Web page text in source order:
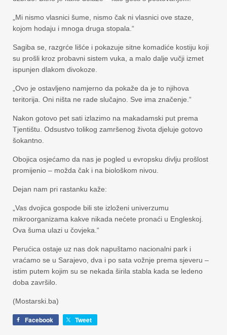
„Mi nismo vlasnici šume, nismo čak ni vlasnici ove staze,
kojom hodaju i mnoga druga stopala.“
Sagiba se, razgrće lišće i pokazuje sitne komadiće kostiju koji
su prošli kroz probavni sistem vuka, a malo dalje vučji izmet
ispunjen dlakom divokoze.
„Ovo je ostavljeno namjerno da pokaže da je to njihova
teritorija. Oni ništa ne rade slučajno. Sve ima značenje.“
Nakon gotovo pet sati izlazimo na makadamski put prema
Tjentištu. Odsustvo tolikog zamršenog života djeluje gotovo
šokantno.
Obojica osjećamo da nas je pogled u evropsku divlju prošlost
promijenio – možda čak i na biološkom nivou.
Dejan nam pri rastanku kaže:
„Vas dvojica gospode bili ste izloženi univerzumu
mikroorganizama kakve nikada nećete pronaći u Engleskoj.
Ova šuma ulazi u čovjeka.“
Perućica ostaje uz nas dok napuštamo nacionalni park i
vraćamo se u Sarajevo, dva i po sata vožnje prema sjeveru –
istim putem kojim su se nekada širila stabla kada se ledeno
doba završilo.
(Mostarski.ba)
Facebook Tweet